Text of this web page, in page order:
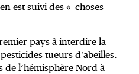
est suivi des « choses
pays à interdire la
tueurs d’abeilles.
de l’hémisphère Nord à